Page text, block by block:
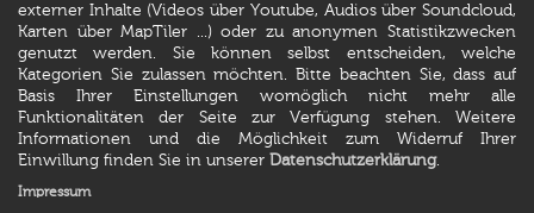
externer Inhalte (Videos über Youtube, Audios über Soundcloud,
Karten über MapTiler ...) oder zu anonymen Statistikzwecken
genutzt werden. Sie können selbst entscheiden, welche
Kategorien Sie zulassen möchten. Bitte beachten Sie, dass auf
Basis Ihrer Einstellungen womöglich nicht mehr alle
Funktionalitäten der Seite zur Verfügung stehen. Weitere
Informationen und die Möglichkeit zum Widerruf Ihrer
Einwillung finden Sie in unserer Datenschutzerklärung.
Impressum